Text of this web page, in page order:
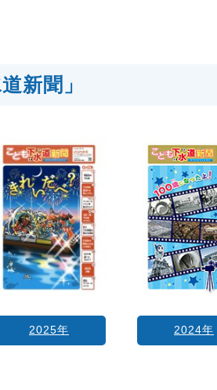
新聞」
2025年 2024年